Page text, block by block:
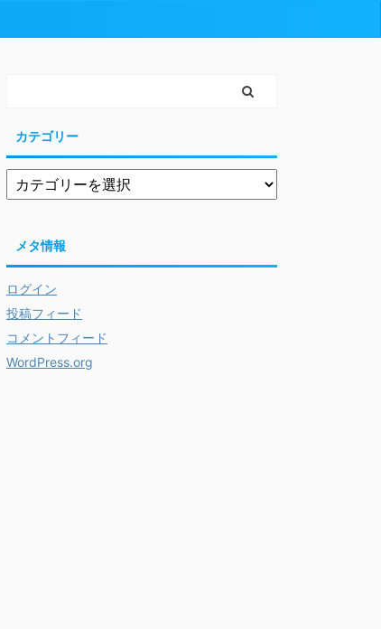
カテゴリー
メタ情報
ログイン
投稿フィード
コメントフィード
WordPress.org